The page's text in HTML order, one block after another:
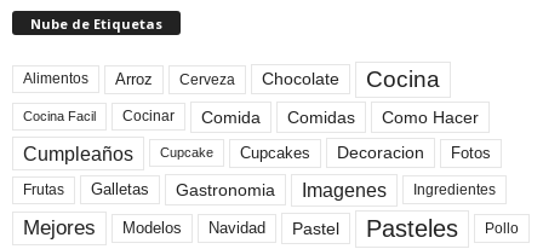
Nube de Etiquetas
Alimentos Arroz Cerveza Chocolate Cocina
Cocina Facil Cocinar Comida Comidas Como Hacer
Cumpleaños Cupcake Cupcakes Decoracion Fotos
Frutas Galletas Gastronomia Imagenes Ingredientes
Mejores Modelos Navidad Pastel Pasteles Pollo